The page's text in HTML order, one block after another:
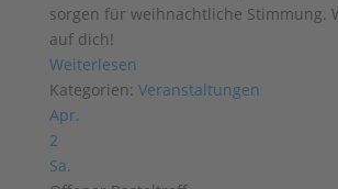
sorgen für weihnachtliche Stimmung.
auf dich!
Weiterlesen
Kategorien: Veranstaltungen
Apr.
2
Sa.